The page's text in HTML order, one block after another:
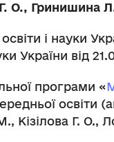
Г. О., Гринишина
і науки
України від
програми «
Кізілова Г. О.,